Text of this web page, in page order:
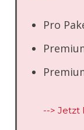
Pro
--> Jetzt